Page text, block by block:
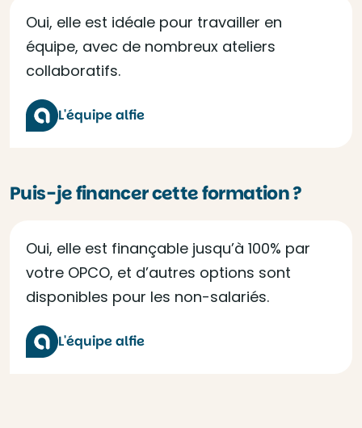
Oui, elle est idéale pour travailler en
équipe, avec de nombreux ateliers
collaboratifs.
L'équipe alfie
Puis-je financer cette formation ?
Oui, elle est finançable jusqu’à 100% par
votre OPCO, et d’autres options sont
disponibles pour les non-salariés.
L'équipe alfie